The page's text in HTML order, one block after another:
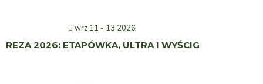
wrz 11 - 13 2026
REZA 2026: ETAPÓWKA, ULTRA I WYŚCIG